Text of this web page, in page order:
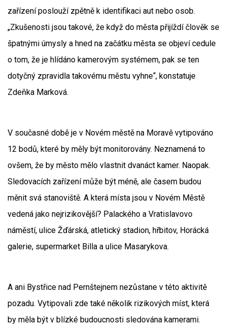
zařízení poslouží zpětně k identifikaci aut nebo osob.
„Zkušenosti jsou takové, že když do města přijíždí člověk se
špatnými úmysly a hned na začátku města se objeví cedule
o tom, že je hlídáno kamerovým systémem, pak se ten
dotyčný zpravidla takovému městu vyhne“, konstatuje
Zdeňka Marková.
V současné době je v Novém městě na Moravě vytipováno
12 bodů, které by měly být monitorovány. Neznamená to
ovšem, že by město mělo vlastnit dvanáct kamer. Naopak.
Sledovacích zařízení může být méně, ale časem budou
měnit svá stanoviště. A která místa jsou v Novém Městě
vedená jako nejrizikovější? Palackého a Vratislavovo
náměstí, ulice Žďárská, atletický stadion, hřbitov, Horácká
galerie, supermarket Billa a ulice Masarykova.
A ani Bystřice nad Pernštejnem nezůstane v této aktivitě
pozadu. Vytipovali zde také několik rizikových míst, která
by měla být v blízké budoucnosti sledována kamerami.